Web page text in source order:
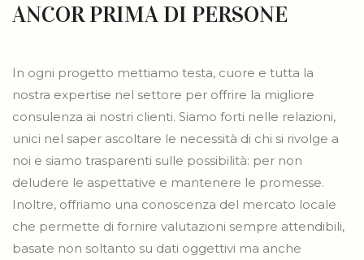
ANCOR PRIMA DI PERSONE
In ogni progetto mettiamo testa, cuore e tutta la
nostra expertise nel settore per offrire la migliore
consulenza ai nostri clienti. Siamo forti nelle relazioni,
unici nel saper ascoltare le necessità di chi si rivolge a
noi e siamo trasparenti sulle possibilità: per non
deludere le aspettative e mantenere le promesse.
Inoltre, offriamo una conoscenza del mercato locale
che permette di fornire valutazioni sempre attendibili,
basate non soltanto su dati oggettivi ma anche